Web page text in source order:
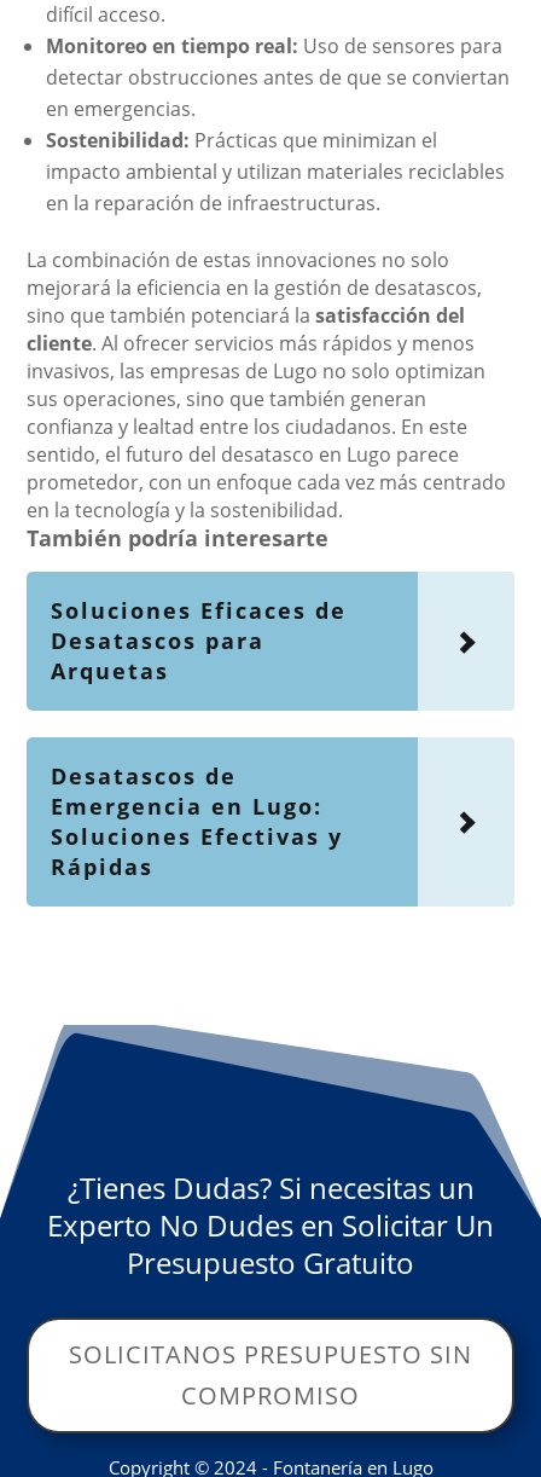
difícil acceso.
Monitoreo en tiempo real: Uso de sensores para
detectar obstrucciones antes de que se conviertan
en emergencias.
Sostenibilidad: Prácticas que minimizan el
impacto ambiental y utilizan materiales reciclables
en la reparación de infraestructuras.
La combinación de estas innovaciones no solo
mejorará la eficiencia en la gestión de desatascos,
sino que también potenciará lasatisfacción del
cliente. Al ofrecer servicios más rápidos y menos
invasivos, las empresas de Lugo no solo optimizan
sus operaciones, sino que también generan
confianza y lealtad entre los ciudadanos. En este
sentido, el futuro del desatasco en Lugo parece
prometedor, con un enfoque cada vez más centrado
en la tecnología y la sostenibilidad.
También podría interesarte
Soluciones Eficaces de
Desatascos para
Arquetas
Desatascos de
Emergencia en Lugo:
Soluciones Efectivas y
Rápidas
¿Tienes Dudas? Si necesitas un
Experto No Dudes en Solicitar Un
Presupuesto Gratuito
SOLICITANOS PRESUPUESTO SIN
COMPROMISO
Copyright © 2024 - Fontanería en Lugo